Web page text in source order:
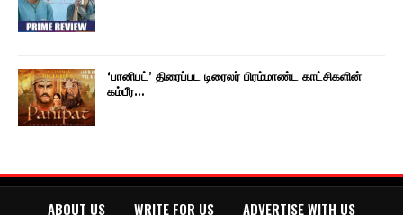
‘பானிபட்’ திரைப்பட டிரைலர் பிரம்மாண்ட காட்சிகளின்
கம்பீர…
ABOUT US WRITE FOR US ADVERTISE WITH US